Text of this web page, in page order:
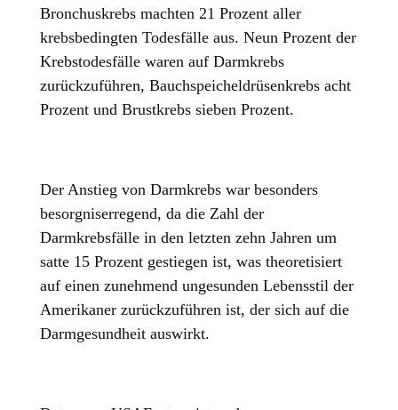
Bronchuskrebs machten 21 Prozent aller
krebsbedingten Todesfälle aus. Neun Prozent der
Krebstodesfälle waren auf Darmkrebs
zurückzuführen, Bauchspeicheldrüsenkrebs acht
Prozent und Brustkrebs sieben Prozent.
Der Anstieg von Darmkrebs war besonders
besorgniserregend, da die Zahl der
Darmkrebsfälle in den letzten zehn Jahren um
satte 15 Prozent gestiegen ist, was theoretisiert
auf einen zunehmend ungesunden Lebensstil der
Amerikaner zurückzuführen ist, der sich auf die
Darmgesundheit auswirkt.